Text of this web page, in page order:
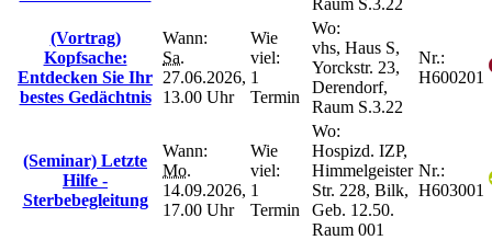
(Vortrag)
Kopfsache:
Entdecken Sie Ihr
bestes Gedächtnis
Wann:
Sa.
27.06.2026,
13.00 Uhr
Wie
viel:
1
Termin
Wo:
vhs, Haus S,
Yorckstr. 23,
Derendorf,
Raum S.3.22
Nr.:
H600201
(Seminar) Letzte
Hilfe -
Sterbebegleitung
Wann:
Mo.
14.09.2026,
17.00 Uhr
Wie
viel:
1
Termin
Wo:
Hospizd. IZP,
Himmelgeister
Str. 228, Bilk,
Geb. 12.50.
Raum 001
Nr.:
H603001